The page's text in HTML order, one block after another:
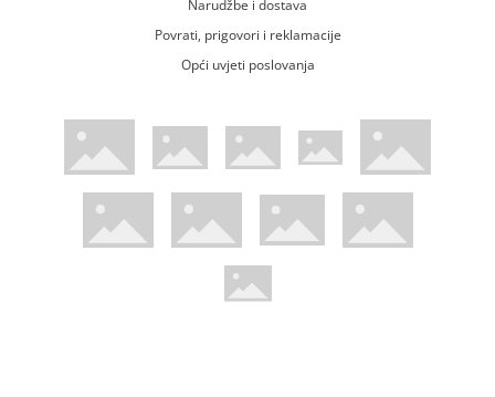
Narudžbe i dostava
Povrati, prigovori i reklamacije
Opći uvjeti poslovanja
WsPay web stranicaMaestro web stranicaMastercard web stranicaAmerican Express web stranica
Visa web stranica
Diners web stranicaTrustwave certificiranoMastercard sigurnosni kod web
Pci Dss certificirano
Verified by Visa web stranica